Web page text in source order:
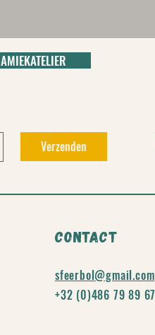
Verzenden
CONTACT
sfeerbol@gmail.com
+32 (0)486 79 89 67